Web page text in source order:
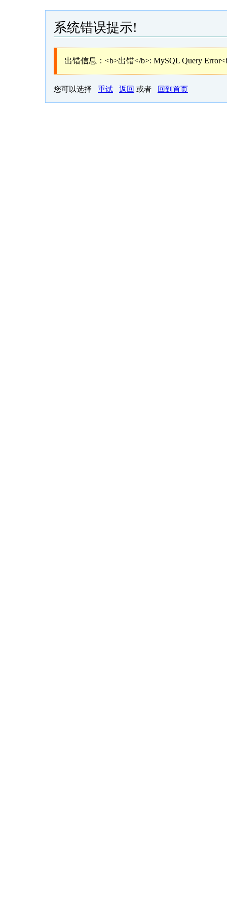
系统错误提示!
出错信息：<b>出错</b>: MySQL Query
您可以选择 重试 返回 或者 回到首页